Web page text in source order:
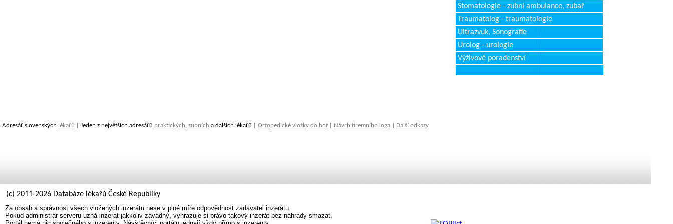
Stomatologie - zubní ambulance, zubař
Traumatolog - traumatologie
Ultrazvuk, Sonografie
Urolog - urologie
Výživové poradenství
Adresář slovenských lékařů | Jeden z největších adresářů praktických, zubních a dalších lékařů | Ortopedické vložky do bot Návrh firemního loga Další odkazy
(c) 2011-2026 Databáze lékařů České Republiky
Za obsah a správnost všech vložených inzerátů nese v plné míře odpovědnost zadavatel inzerátu.
Pokud administrár serveru uzná inzerát jakkoliv závadný, vyhrazuje si právo takový inzerát bez náhrady smazat.